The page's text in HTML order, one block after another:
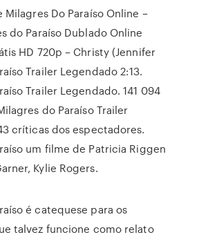
Milagres Do Paraíso Online –
do Paraíso Dublado Online
HD 720p – Christy (Jennifer
Trailer Legendado 2:13.
Trailer Legendado. 141 094
do Paraíso Trailer
críticas dos espectadores.
um filme de Patricia Riggen
Kylie Rogers.
é catequese para os
talvez funcione como relato